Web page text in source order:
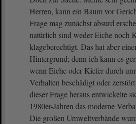
Herren, kann ein Baum vor
Frage mag zunächst absurd
natürlich sind weder Eiche noch
klageberechtigt. Das hat aber
Hintergrund; denn ich kann es
wenn Eiche oder Kiefer durch
Verhalten beschädigt oder
dieser Frage heraus entwickelte
1980er-Jahren das moderne
Die großen Umweltverbände